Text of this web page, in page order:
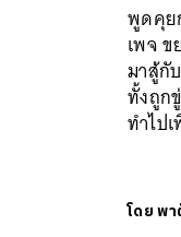
พูดคุย
เพจ ข
มาสู้กั
ทั้งถูก
ทำไป
โดยพ